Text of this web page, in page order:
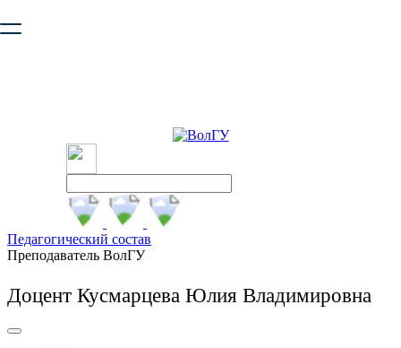
безопасную работу с сайтом. Пожалуйста
Педагогический состав
Преподаватель ВолГУ
Доцент Кусмарцева Юлия Владимировна